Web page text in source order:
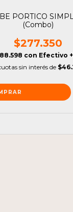
PORTICO
(Combo)
$277.350
con Efectivo
sin interés de